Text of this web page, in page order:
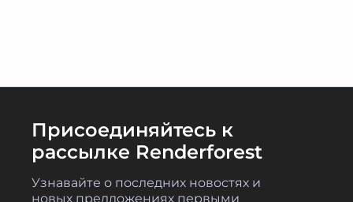
Присоединяйтесь к
рассылке Renderforest
Узнавайте о последних новостях и
новых предложениях первыми